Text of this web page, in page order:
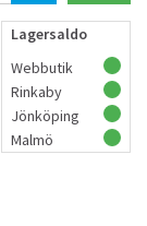
Lagersaldo
Webbutik
Rinkaby
Jönköping
Malmö